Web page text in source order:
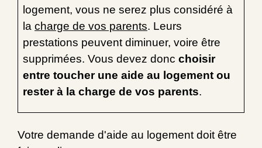
logement, vous ne serez plus considéré à
la charge de vos parents. Leurs
prestations peuvent diminuer, voire être
supprimées. Vous devez donc choisir
entre toucher une aide au logement ou
rester à la charge de vos parents.
Votre demande d'aide au logement doit être